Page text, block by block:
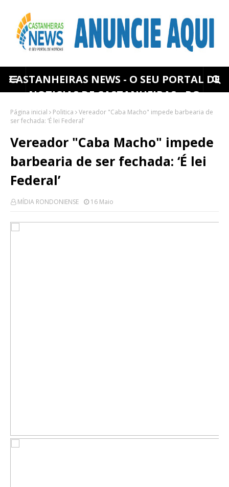
CASTANHEIRAS NEWS - O SEU PORTAL DE
NOTICIAS DE CASTANHEIRAS - RO
Página inicial Politica
Vereador "Caba Macho" impede barbearia de
ser fechada: ‘É lei Federal’
Vereador "Caba Macho" impede
barbearia de ser fechada: ‘É lei
Federal’
MÍDIA RONDONIENSE 16 Maio